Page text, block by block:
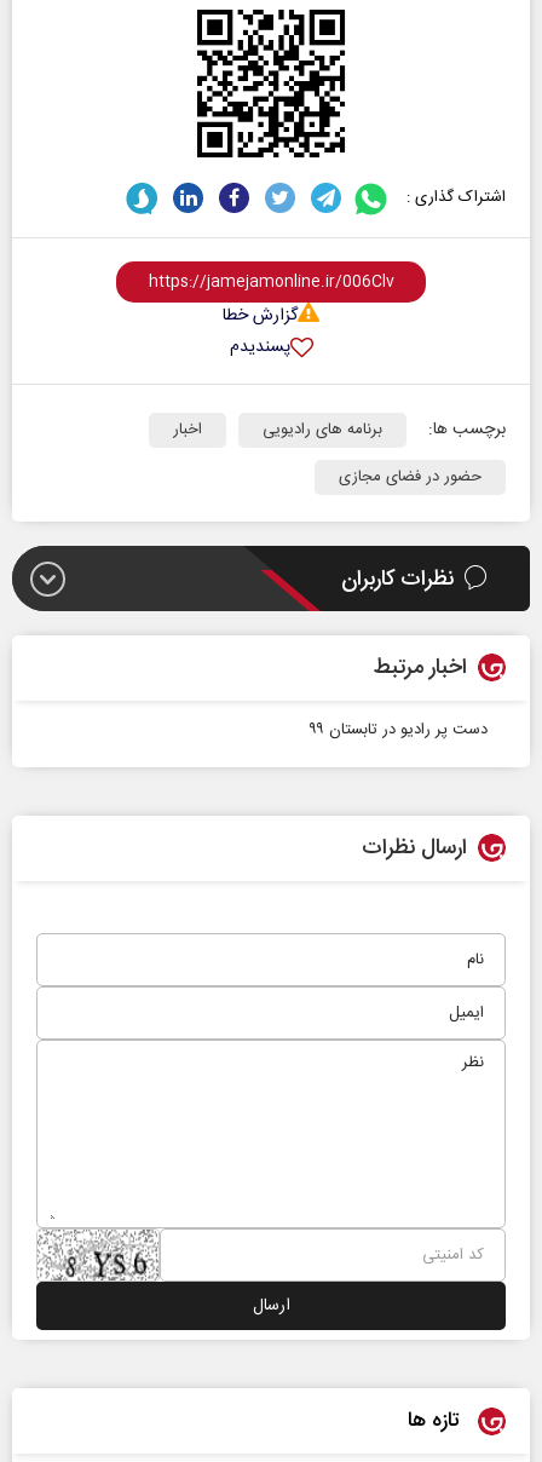
اشتراک گذاری :
گزارش خطا
پسندیدم
برچسب ها: برنامه های رادیویی
اخبار
حضور در فضای مجازی
نظرات کاربران
اخبار مرتبط
دست پر رادیو در تابستان ۹۹
ارسال نظرات
تازه ها